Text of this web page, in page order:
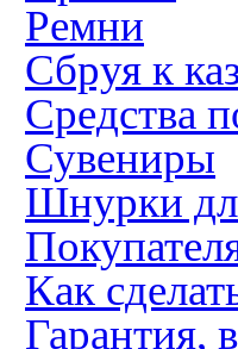
Ремни
Сбруя к
Средства
Сувениры
Шнурки
Как
Гарантия,